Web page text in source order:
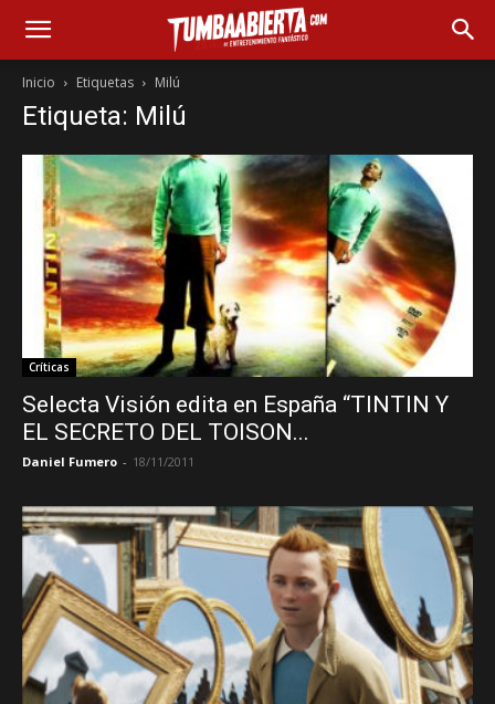
Inicio Etiquetas Milú
Etiqueta: Milú
Críticas
Selecta Visión edita en España “TINTIN Y
EL SECRETO DEL TOISON...
Daniel Fumero - 18/11/2011